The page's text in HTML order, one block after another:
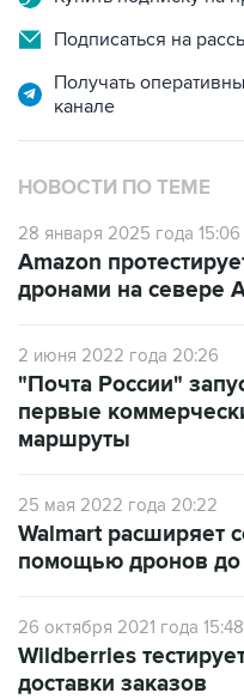
Подписаться на
Получать
канале
НОВОСТИ ПО ТЕМЕ
28 января 2025 года 15:06
Amazon
дронами на севере
2 июня 2022 года 20:26
"Почта России"
первые
маршруты
25 мая 2022 года 20:22
Walmart расширяет
помощью дронов
26 октября 2021 года 15:48
Wildberries
доставки заказов